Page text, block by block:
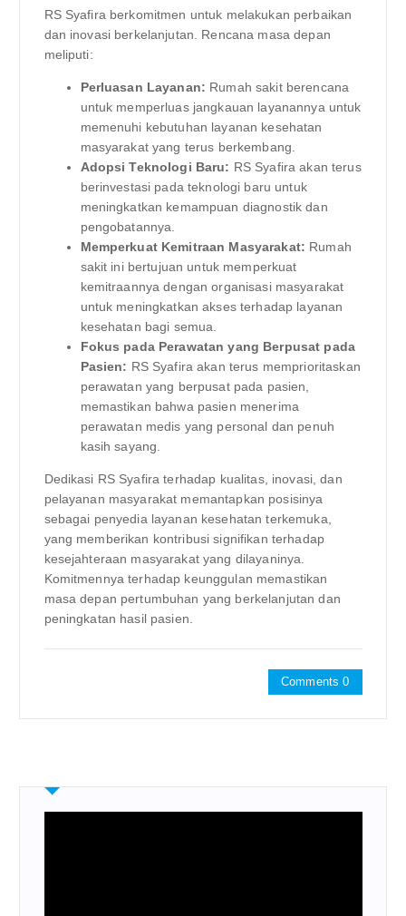
RS Syafira berkomitmen untuk melakukan perbaikan
dan inovasi berkelanjutan. Rencana masa depan
meliputi:
Perluasan Layanan: Rumah sakit berencana
untuk memperluas jangkauan layanannya untuk
memenuhi kebutuhan layanan kesehatan
masyarakat yang terus berkembang.
Adopsi Teknologi Baru: RS Syafira akan terus
berinvestasi pada teknologi baru untuk
meningkatkan kemampuan diagnostik dan
pengobatannya.
Memperkuat Kemitraan Masyarakat: Rumah
sakit ini bertujuan untuk memperkuat
kemitraannya dengan organisasi masyarakat
untuk meningkatkan akses terhadap layanan
kesehatan bagi semua.
Fokus pada Perawatan yang Berpusat pada
Pasien: RS Syafira akan terus memprioritaskan
perawatan yang berpusat pada pasien,
memastikan bahwa pasien menerima
perawatan medis yang personal dan penuh
kasih sayang.
Dedikasi RS Syafira terhadap kualitas, inovasi, dan
pelayanan masyarakat memantapkan posisinya
sebagai penyedia layanan kesehatan terkemuka,
yang memberikan kontribusi signifikan terhadap
kesejahteraan masyarakat yang dilayaninya.
Komitmennya terhadap keunggulan memastikan
masa depan pertumbuhan yang berkelanjutan dan
peningkatan hasil pasien.
Comments 0